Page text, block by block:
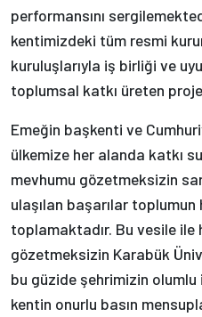
performansını
kentimizdeki tüm resmi
kuruluşlarıyla iş birliği ve
toplumsal katkı üreten
Emeğin başkenti ve
ülkemize her alanda katkı
mevhumu gözetmeksizin
ulaşılan başarılar
toplamaktadır. Bu vesile
gözetmeksizin Karabük
bu güzide şehrimizin olumlu
kentin onurlu basın